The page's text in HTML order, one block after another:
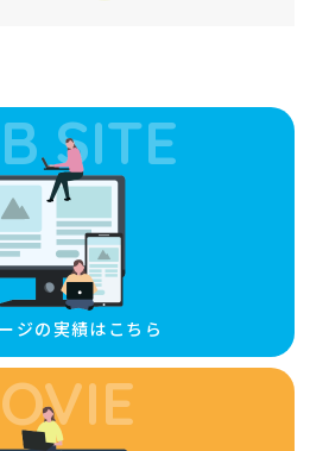
SITE
ジの実績はこちら